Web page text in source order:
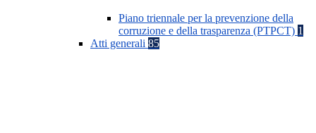
Piano triennale per la prevenzione della
corruzione e della trasparenza (PTPCT) 1
Atti generali 85